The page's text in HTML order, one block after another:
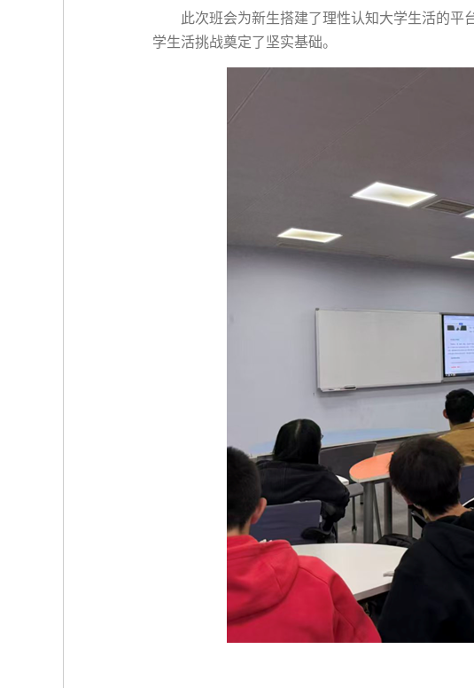
此次班会为新生搭建了理性认知大学生活的
学生活挑战奠定了坚实基础。